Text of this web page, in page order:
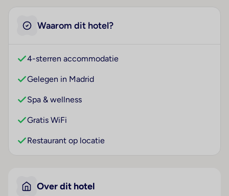
Waarom dit hotel?
4-sterren accommodatie
Gelegen in Madrid
Spa & wellness
Gratis WiFi
Restaurant op locatie
Over dit hotel